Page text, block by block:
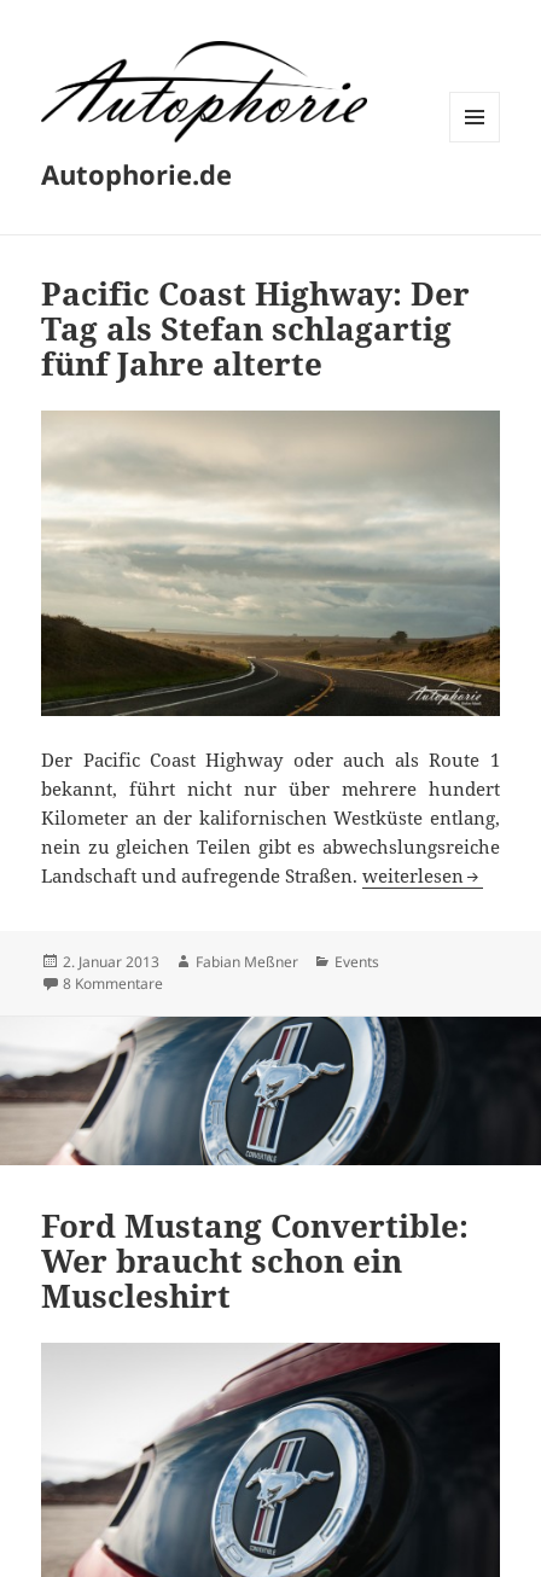
Autophorie.de
Pacific Coast Highway: Der
Tag als Stefan schlagartig
fünf Jahre alterte
Der Pacific Coast Highway oder auch als Route 1
bekannt, führt nicht nur über mehrere hundert
Kilometer an der kalifornischen Westküste entlang,
nein zu gleichen Teilen gibt es abwechslungsreiche
Landschaft und aufregende Straßen.Pacific Coast
weiterlesen
Veröffentlicht
am
2. Januar 2013 Autor
Fabian Meßner Kategorien
Events
8 Kommentare
Ford Mustang Convertible:
Wer braucht schon ein
Muscleshirt